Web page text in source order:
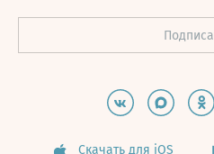
Скачать для iOS